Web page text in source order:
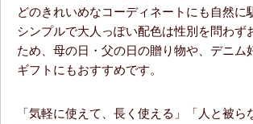
どのきれいめなコーディネートにも自然に
シンプルで大人っぽい配色は性別を問わず
ため、母の日・父の日の贈り物や、デニム
ギフトにもおすすめです。
「気軽に使えて、長く使える」「人と被ら